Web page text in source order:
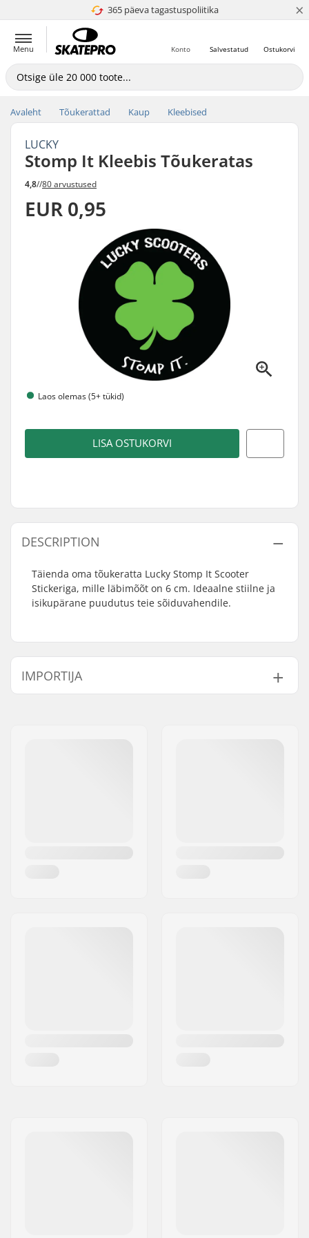
365 päeva tagastuspoliitika
4.8 paljaks 5 ×
Menu Ostukorvi
Salvestatud
Konto
Avaleht Tõukerattad Kaup Kleebised
LUCKY
Stomp It Kleebis Tõukeratas
4,8//80 arvustused
EUR 0,95
Laos olemas (5+ tükid)
LISA OSTUKORVI
DESCRIPTION
Täienda oma tõukeratta Lucky Stomp It Scooter
Stickeriga, mille läbimõõt on 6 cm. Ideaalne stiilne ja
isikupärane puudutus teie sõiduvahendile.
IMPORTIJA